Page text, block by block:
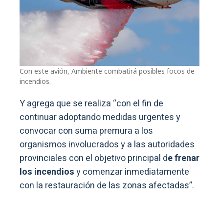
Con este avión, Ambiente combatirá posibles focos de
incendios.
Y agrega que se realiza “con el fin de
continuar adoptando medidas urgentes y
convocar con suma premura a los
organismos involucrados y a las autoridades
provinciales con el objetivo principal de frenar
los incendiosy comenzar inmediatamente
con la restauración de las zonas afectadas”.